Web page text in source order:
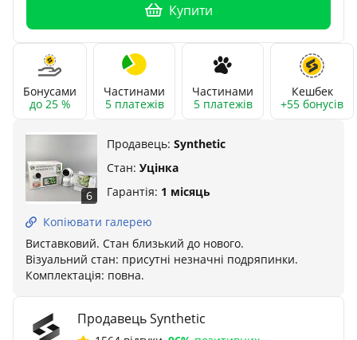
Купити
Бонусами
до 25 %
Частинами
5 платежів
Частинами
5 платежів
Кешбек
+55 бонусів
6
Продавець: Synthetic
Стан: Уцінка
Гарантія: 1 місяць
Копіювати галерею
Виставковий. Стан близький до нового.
Візуальний стан: присутні незначні подряпинки.
Комплектація: повна.
Продавець Synthetic